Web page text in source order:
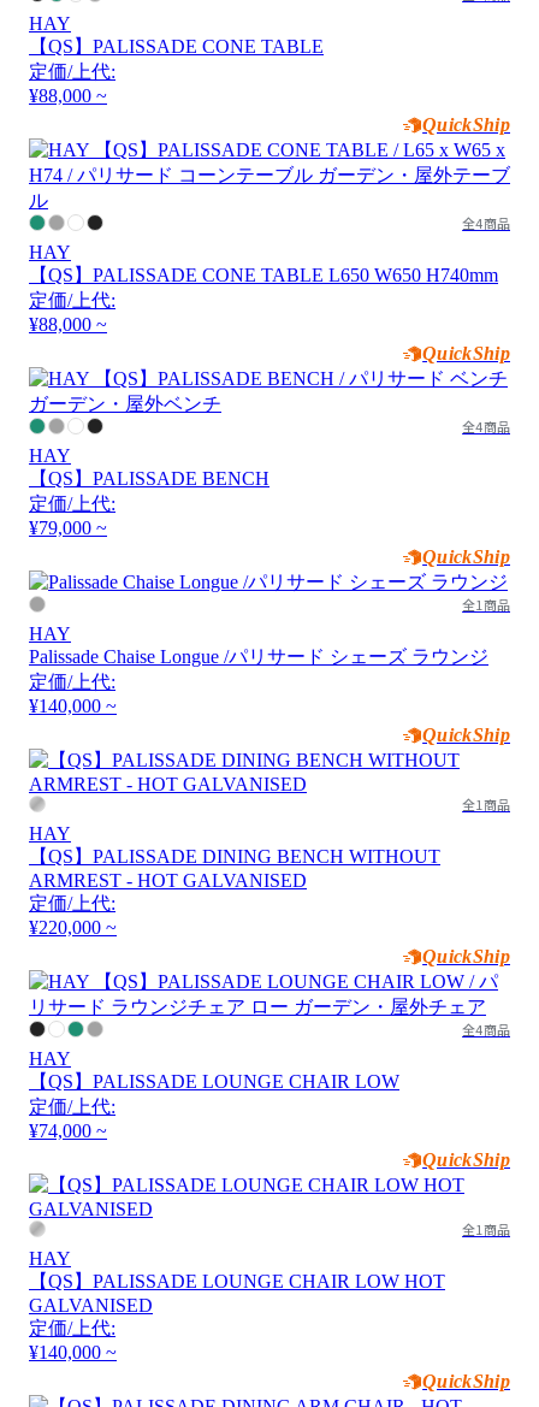
HAY
【QS】PALISSADE CONE TABLE
定価/上代:
¥88,000 ~
QuickShip
全4商品
HAY
【QS】PALISSADE CONE TABLE L650 W650 H740mm
定価/上代:
¥88,000 ~
QuickShip
全4商品
HAY
【QS】PALISSADE BENCH
定価/上代:
¥79,000 ~
QuickShip
全1商品
HAY
Palissade Chaise Longue /パリサード シェーズ ラウンジ
定価/上代:
¥140,000 ~
QuickShip
全1商品
HAY
【QS】PALISSADE DINING BENCH WITHOUT
ARMREST - HOT GALVANISED
定価/上代:
¥220,000 ~
QuickShip
全4商品
HAY
【QS】PALISSADE LOUNGE CHAIR LOW
定価/上代:
¥74,000 ~
QuickShip
全1商品
HAY
【QS】PALISSADE LOUNGE CHAIR LOW HOT
GALVANISED
定価/上代:
¥140,000 ~
QuickShip